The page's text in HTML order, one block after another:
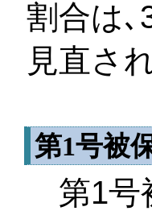
割合は､
見直さ
第1号被
第1号